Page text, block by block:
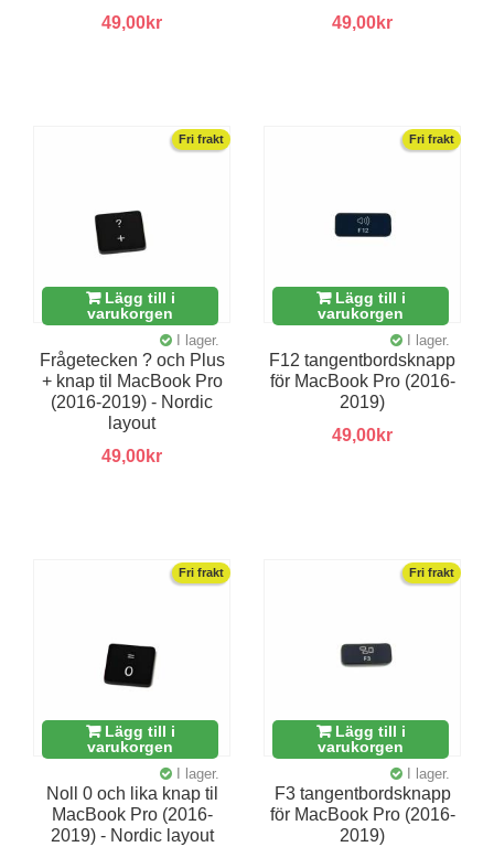
49,00kr
49,00kr
Fri frakt
Lägg till i
varukorgen
I lager.
Frågetecken ? och Plus
+ knap til MacBook Pro
(2016-2019) - Nordic
layout
49,00kr
Fri frakt
Lägg till i
varukorgen
I lager.
F12 tangentbordsknapp
för MacBook Pro (2016-
2019)
49,00kr
Fri frakt
Lägg till i
varukorgen
I lager.
Noll 0 och lika knap til
MacBook Pro (2016-
2019) - Nordic layout
Fri frakt
Lägg till i
varukorgen
I lager.
F3 tangentbordsknapp
för MacBook Pro (2016-
2019)